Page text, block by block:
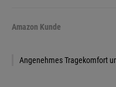
Amazon Kunde
Angenehmes Tragekomfort